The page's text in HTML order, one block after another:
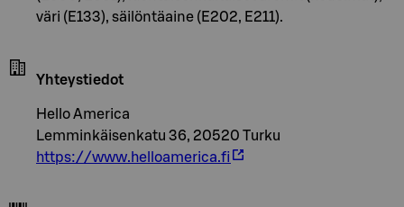
väri (E133), säilöntäaine (E202, E211).
Yhteystiedot
Hello America
Lemminkäisenkatu 36, 20520 Turku
https://www.helloamerica.fi